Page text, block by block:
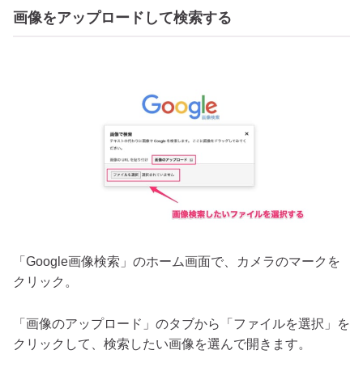
画像をアップロードして検索する
「Google画像検索」のホーム画面で、カメラのマークを
クリック。
「画像のアップロード」のタブから「ファイルを選択」を
クリックして、検索したい画像を選んで開きます。